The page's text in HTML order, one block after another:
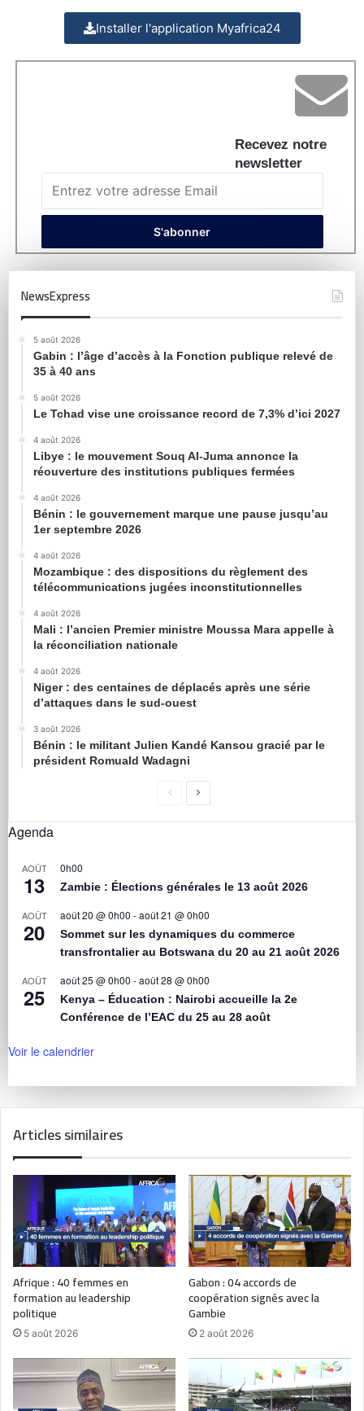
Installer l'application Myafrica24
Recevez notre
newsletter
NewsExpress
5 août 2026
Gabin : l’âge d’accès à la Fonction publique relevé de
35 à 40 ans
5 août 2026
Le Tchad vise une croissance record de 7,3% d’ici 2027
4 août 2026
Libye : le mouvement Souq Al-Juma annonce la
réouverture des institutions publiques fermées
4 août 2026
Bénin : le gouvernement marque une pause jusqu’au
1er septembre 2026
4 août 2026
Mozambique : des dispositions du règlement des
télécommunications jugées inconstitutionnelles
4 août 2026
Mali : l’ancien Premier ministre Moussa Mara appelle à
la réconciliation nationale
4 août 2026
Niger : des centaines de déplacés après une série
d’attaques dans le sud-ouest
3 août 2026
Bénin : le militant Julien Kandé Kansou gracié par le
président Romuald Wadagni
Agenda
AOÛT
13
0h00
Zambie : Élections générales le 13 août 2026
AOÛT
20
août 20 @ 0h00 -août 21 @ 0h00
Sommet sur les dynamiques du commerce
transfrontalier au Botswana du 20 au 21 août 2026
AOÛT
25
août 25 @ 0h00 -août 28 @ 0h00
Kenya – Éducation : Nairobi accueille la 2e
Conférence de l’EAC du 25 au 28 août
Voir le calendrier
Articles similaires
Afrique : 40 femmes en
formation au leadership
politique
5 août 2026
Gabon : 04 accords de
coopération signés avec la
Gambie
2 août 2026